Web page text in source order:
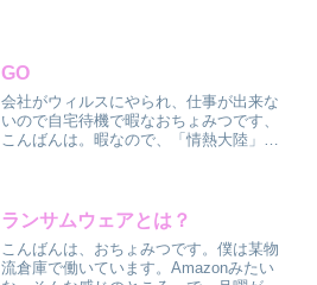
GO
会社がウィルスにやられ、仕事が出来な
いので自宅待機で暇なおちょみつです、
こんばんは。暇なので、「情熱大陸」を
人。めちゃ、ストイック。...
ランサムウェアとは？
こんばんは、おちょみつです。僕は某物
流倉庫で働いています。Amazonみたい